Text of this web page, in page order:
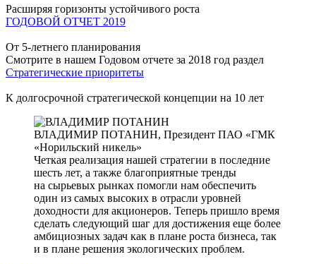
Расширяя горизонты устойчивого роста
ГОДОВОЙ ОТЧЕТ 2019
От 5-летнего планирования
Смотрите в нашем Годовом отчете за 2018 год раздел
Стратегические приоритеты
К долгосрочной стратегической концепции на 10 лет
ВЛАДИМИР ПОТАНИН, Президент ПАО «ГМК
«Норильский никель»
Четкая реализация нашей стратегии в последние
шесть лет, а также благоприятные тренды
на сырьевых рынках помогли нам обеспечить
один из самых высоких в отрасли уровней
доходности для акционеров. Теперь пришло время
сделать следующий шаг для достижения еще более
амбициозных задач как в плане роста бизнеса, так
и в плане решения экологических проблем.